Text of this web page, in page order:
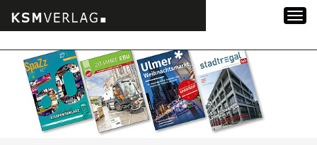
Inhalt
springen